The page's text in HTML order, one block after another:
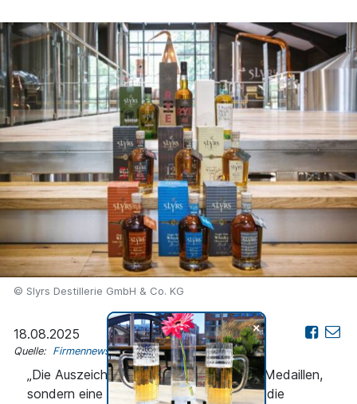
+
© Slyrs Destillerie GmbH & Co. KG
18.08.2025
Quelle: Firmennews
„Die Auszeichnungen sind weit mehr als Medaillen,
sondern eine großartige Bestätigung für die